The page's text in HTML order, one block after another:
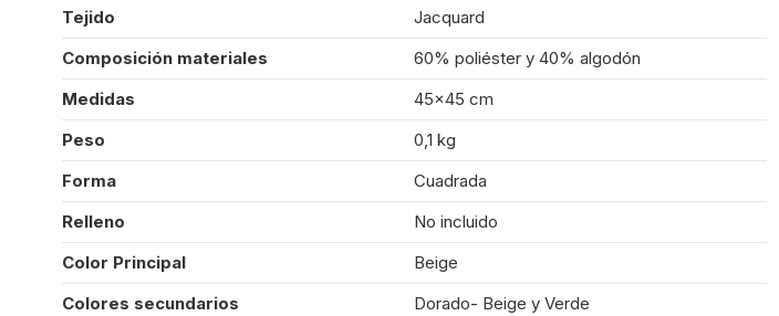
Tejido
Jacquard
Composición materiales
60% poliéster y 40% algodón
Medidas
45x45 cm
Peso
0,1 kg
Forma
Cuadrada
Relleno
No incluido
Color Principal
Beige
Colores secundarios
Dorado- Beige y Verde